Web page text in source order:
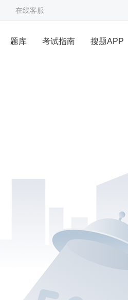
在线客服
题库 考试指南 搜题APP